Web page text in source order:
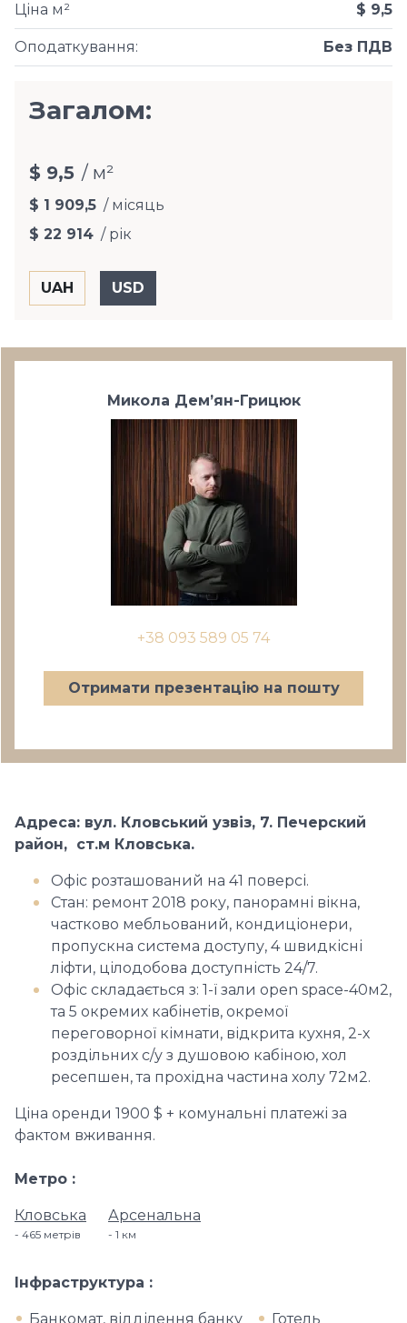
Оподаткування: Без ПДВ
Ціна м² $ 9,5
Загалом:
$ 9,5 / м²
$ 1 909,5 / місяць
$ 22 914 / рік
Микола Дем’ян-Грицюк
+38 093 589 05 74
Отримати презентацію на пошту
Адреса: вул. Кловський узвіз, 7. Печерский
район, cт.м Кловська.
Офіс розташований на 41 поверсі.
Стан: ремонт 2018 року, панорамні вікна,
частково мебльований, кондиціонери,
пропускна система доступу, 4 швидкісні
ліфти, цілодобова доступність 24/7.
Офіс складається з: 1-ї зали оpen space-40м2,
та 5 окремих кабінетів, окремої
переговорної кімнати, відкрита кухня, 2-х
роздільних c/у з душовою кабіною, хол
ресепшен, та прохідна частина холу 72м2.
Ціна оренди 1900 $ + комунальні платежі за
фактом вживання.
Метро
Кловська
465 метрів
Арсенальна
1 км
Інфраструктура
Банкомат, відділення банку Готель